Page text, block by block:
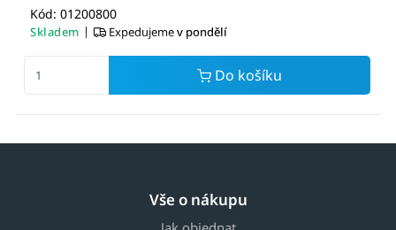
Kód: 01200800
Skladem | Expedujemev pondělí
Do košíku
Vše o nákupu